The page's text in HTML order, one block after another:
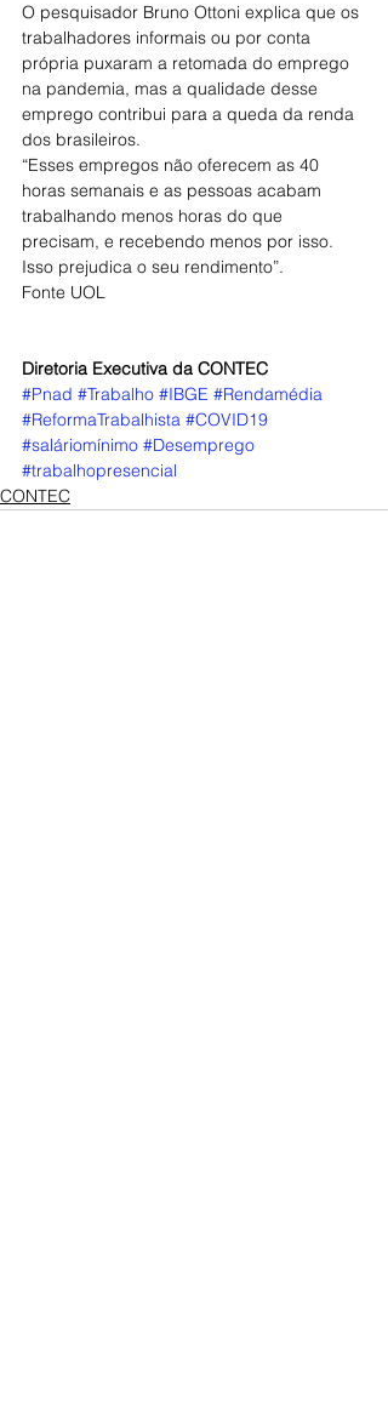
O pesquisador Bruno Ottoni explica que os
trabalhadores informais ou por conta
própria puxaram a retomada do emprego
na pandemia, mas a qualidade desse
emprego contribui para a queda da renda
dos brasileiros.
“Esses empregos não oferecem as 40
horas semanais e as pessoas acabam
trabalhando menos horas do que
precisam, e recebendo menos por isso.
Isso prejudica o seu rendimento”.
Fonte UOL
Diretoria Executiva da CONTEC
#Pnad #Trabalho #IBGE #Rendamédia
#ReformaTrabalhista #COVID19
#saláriomínimo #Desemprego
#trabalhopresencial
CONTEC